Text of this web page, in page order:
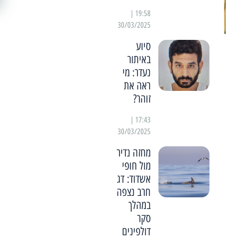
30/03/2025
סיוע
באיתור
נעדר: מי
ראה את
זוהר?
30/03/2025
מחזה נדיר
מול חופי
אשדוד: דג
חרב נצפה
במהלך
סקר
דולפינים